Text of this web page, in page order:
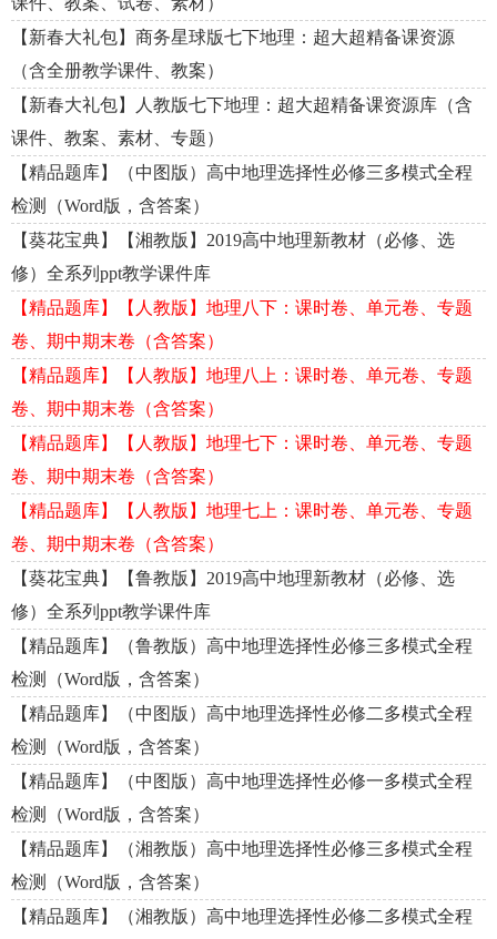
【新春大礼包】商务星球版七下地理：超大超精备课资源
（含全册教学课件、教案）
【新春大礼包】人教版七下地理：超大超精备课资源库（含
课件、教案、素材、专题）
【精品题库】（中图版）高中地理选择性必修三多模式全程
检测（Word版，含答案）
【葵花宝典】【湘教版】2019高中地理新教材（必修、选
修）全系列ppt教学课件库
【精品题库】【人教版】地理八下：课时卷、单元卷、专题
卷、期中期末卷（含答案）
【精品题库】【人教版】地理八上：课时卷、单元卷、专题
卷、期中期末卷（含答案）
【精品题库】【人教版】地理七下：课时卷、单元卷、专题
卷、期中期末卷（含答案）
【精品题库】【人教版】地理七上：课时卷、单元卷、专题
卷、期中期末卷（含答案）
【葵花宝典】【鲁教版】2019高中地理新教材（必修、选
修）全系列ppt教学课件库
【精品题库】（鲁教版）高中地理选择性必修三多模式全程
检测（Word版，含答案）
【精品题库】（中图版）高中地理选择性必修二多模式全程
检测（Word版，含答案）
【精品题库】（中图版）高中地理选择性必修一多模式全程
检测（Word版，含答案）
【精品题库】（湘教版）高中地理选择性必修三多模式全程
检测（Word版，含答案）
【精品题库】（湘教版）高中地理选择性必修二多模式全程